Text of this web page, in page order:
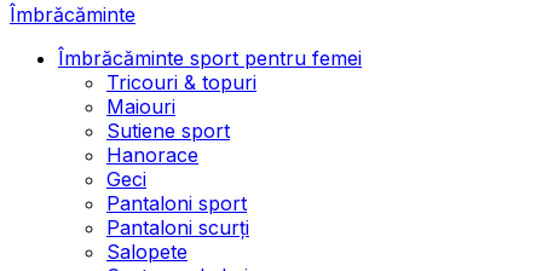
Îmbrăcăminte
Îmbrăcăminte sport pentru femei
Tricouri & topuri
Maiouri
Sutiene sport
Hanorace
Geci
Pantaloni sport
Pantaloni scurți
Salopete